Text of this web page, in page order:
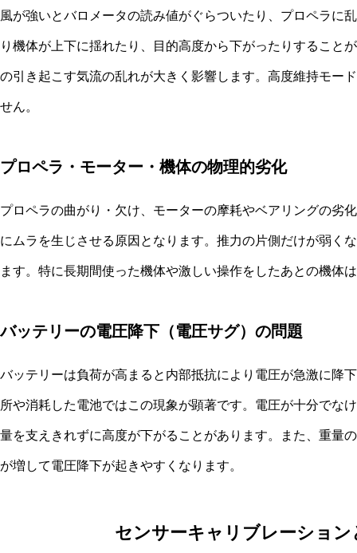
風が強いとバロメータの読み値がぐらついたり、プロペラに
り機体が上下に揺れたり、目的高度から下がったりすること
の引き起こす気流の乱れが大きく影響します。高度維持モー
せん。
プロペラ・モーター・機体の物理的劣化
プロペラの曲がり・欠け、モーターの摩耗やベアリングの劣
にムラを生じさせる原因となります。推力の片側だけが弱く
ます。特に長期間使った機体や激しい操作をしたあとの機体
バッテリーの電圧降下（電圧サグ）の問題
バッテリーは負荷が高まると内部抵抗により電圧が急激に降
所や消耗した電池ではこの現象が顕著です。電圧が十分でな
量を支えきれずに高度が下がることがあります。また、重量
が増して電圧降下が起きやすくなります。
センサーキャリブレーション